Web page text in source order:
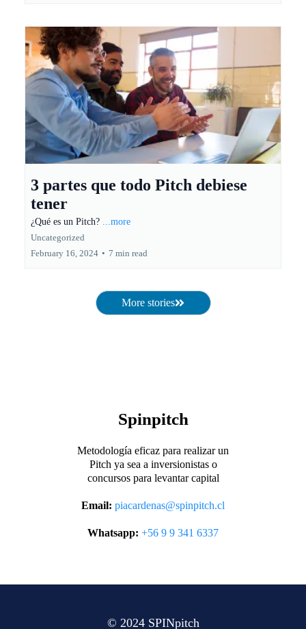
3 partes que todo Pitch debiese
tener
¿Qué es un Pitch? ...more
Uncategorized
February 16, 2024 • 7 min read
More stories
Spinpitch
Metodología eficaz para realizar un
Pitch ya sea a inversionistas o
concursos para levantar capital
Email: piacardenas@spinpitch.cl
Whatsapp: +56 9 9 341 6337
© 2024 SPINpitch